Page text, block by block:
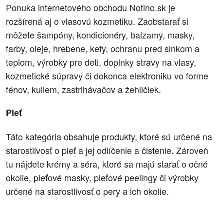
Ponuka internetového obchodu Notino.sk je
rozšírená aj o vlasovú kozmetiku. Zaobstarať si
môžete šampóny, kondicionéry, balzamy, masky,
farby, oleje, hrebene, kefy, ochranu pred slnkom a
teplom, výrobky pre deti, doplnky stravy na vlasy,
kozmetické súpravy či dokonca elektroniku vo forme
fénov, kuliem, zastrihávačov a žehličiek.
Pleť
Táto kategória obsahuje produkty, ktoré sú určené na
starostlivosť o pleť a jej odlíčenie a čistenie. Zároveň
tu nájdete krémy a séra, ktoré sa majú starať o očné
okolie, pleťové masky, pleťové peelingy či výrobky
určené na starostlivosť o pery a ich okolie.